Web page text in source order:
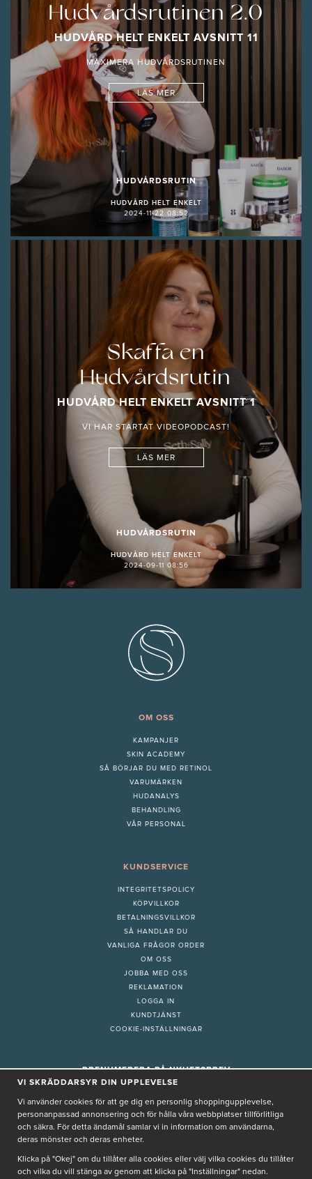
Hudvårdsrutinen 2.0
HUDVÅRD HELT ENKELT AVSNITT 11
MAXIMERA HUDVÅRDSRUTINEN
LÄS MER
HUDVÅRDSRUTIN
HUDVÅRD HELT ENKELT
2024-11-22 08:52
Skaffa en
Hudvårdsrutin
HUDVÅRD HELT ENKELT AVSNITT 1
VI HAR STARTAT VIDEOPODCAST!
LÄS MER
HUDVÅRDSRUTIN
HUDVÅRD HELT ENKELT
2024-09-11 08:56
OM OSS
KAMPANJER
SKIN ACADEMY
SÅ BÖRJAR DU MED RETINOL
VARUMÄRKEN
HUDANALYS
BEHANDLING
VÅR PERSONAL
KUNDSERVICE
INTEGRITETSPOLICY
KÖPVILLKOR
BETALNINGSVILLKOR
SÅ HANDLAR DU
VANLIGA FRÅGOR ORDER
OM OSS
JOBBA MED OSS
REKLAMATION
LOGGA IN
KUNDTJÄNST
COOKIE-INSTÄLLNINGAR
PRENUMERERA PÅ NYHETSBREV
Genom att ge min e-post, accepterar jag Seth och Sally
De uppgifter du matar in kommer endast användas till våra nyhetsbrev.
VI SKRÄDDARSYR DIN UPPLEVELSE
Vi använder cookies för att ge dig en personlig shoppingupplevelse,
personanpassad annonsering och för hålla våra webbplatser tillförlitliga
och säkra. För detta ändamål samlar vi in information om användarna,
deras mönster och deras enheter.
Klicka på "Okej" om du tillåter alla cookies eller välj vilka cookies du tillåter
och vilka du vill stänga av genom att klicka på "Inställningar" nedan.